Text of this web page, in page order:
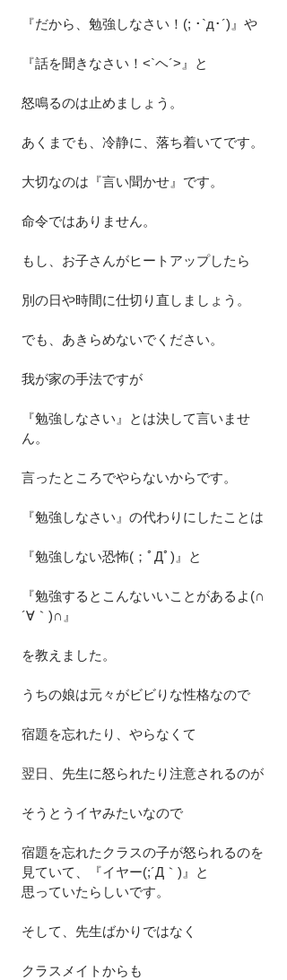
『だから、勉強しなさい！(; ･`д･´)』や
『話を聞きなさい！<`ヘ´>』と
怒鳴るのは止めましょう。
あくまでも、冷静に、落ち着いてです。
大切なのは『言い聞かせ』です。
命令ではありません。
もし、お子さんがヒートアップしたら
別の日や時間に仕切り直しましょう。
でも、あきらめないでください。
我が家の手法ですが
『勉強しなさい』とは決して言いませ
ん。
言ったところでやらないからです。
『勉強しなさい』の代わりにしたことは
『勉強しない恐怖(；ﾟДﾟ)』と
『勉強するとこんないいことがあるよ(∩
´∀｀)∩』
を教えました。
うちの娘は元々がビビりな性格なので
宿題を忘れたり、やらなくて
翌日、先生に怒られたり注意されるのが
そうとうイヤみたいなので
宿題を忘れたクラスの子が怒られるのを
見ていて、『イヤー(;´Д｀)』と
思っていたらしいです。
そして、先生ばかりではなく
クラスメイトからも